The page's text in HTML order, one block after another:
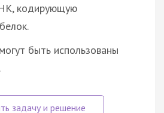
кодирующую
быть использованы